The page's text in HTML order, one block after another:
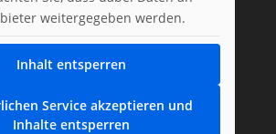
weitergegeben werden.
Inhalt entsperren
Service akzeptieren und
Inhalte entsperren